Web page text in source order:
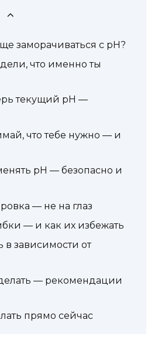
заморачиваться с pH?
что именно ты
текущий pH —
что тебе нужно — и
pH — безопасно и
— не на глаз
— и как их избежать
в зависимости от
— рекомендации
прямо сейчас